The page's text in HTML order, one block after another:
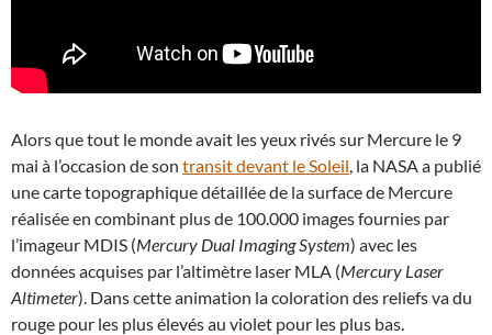
Alors que tout le monde avait les yeux rivés sur Mercure le 9
mai à l’occasion de son transit devant le Soleil , la NASA a publié
une carte topographique détaillée de la surface de Mercure
réalisée en combinant plus de 100.000 images fournies par
l’imageur MDIS (Mercury Dual Imaging System) avec les
données acquises par l’altimètre laser MLA (Mercury Laser
Altimeter). Dans cette animation la coloration des reliefs va du
rouge pour les plus élevés au violet pour les plus bas.